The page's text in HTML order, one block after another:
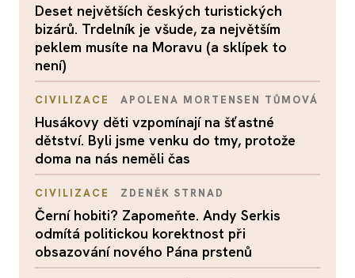
Deset největších českých turistických
bizárů. Trdelník je všude, za největším
peklem musíte na Moravu (a sklípek to
není)
CIVILIZACE APOLENA MORTENSEN TŮMOVÁ
Husákovy děti vzpomínají na šťastné
dětství. Byli jsme venku do tmy, protože
doma na nás neměli čas
CIVILIZACE ZDENĚK STRNAD
Černí hobiti? Zapomeňte. Andy Serkis
odmítá politickou korektnost při
obsazování nového Pána prstenů